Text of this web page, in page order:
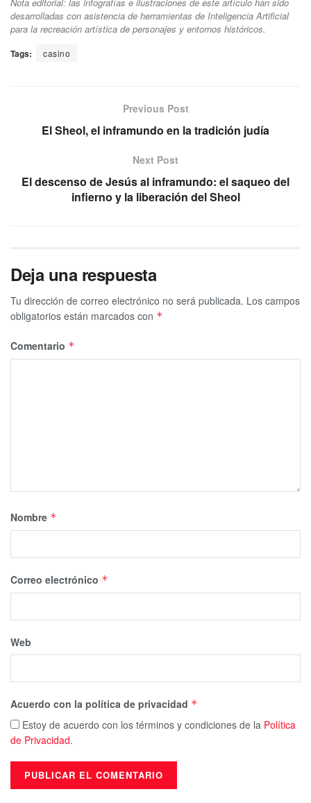
Nota editorial: las infografías e ilustraciones de este artículo han sido
desarrolladas con asistencia de herramientas de Inteligencia Artificial
para la recreación artística de personajes y entornos históricos.
Tags: casino
Previous Post
El Sheol, el inframundo en la tradición judía
Next Post
El descenso de Jesús al inframundo: el saqueo del
infierno y la liberación del Sheol
Deja una respuesta
Tu dirección de correo electrónico no será publicada. Los campos
obligatorios están marcados con *
Comentario *
Nombre *
Correo electrónico *
Web
Acuerdo con la política de privacidad *
Estoy de acuerdo con los términos y condiciones de la Política
de Privacidad.